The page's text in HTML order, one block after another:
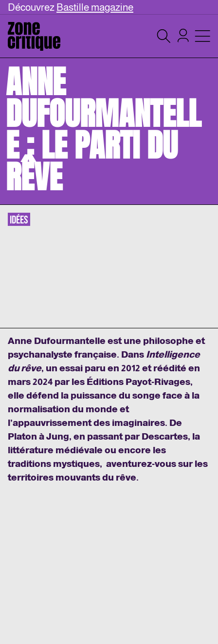
Découvrez Bastille magazine
ANNE
DUFOURMANTELL
E : LE PARTI DU
RÊVE
IDÉES
Anne Dufourmantelle est une philosophe et
psychanalyste française. Dans Intelligence
du rêve, un essai paru en 2012 et réédité en
mars 2024 par les Éditions Payot-Rivages,
elle défend la puissance du songe face à la
normalisation du monde et
l’appauvrissement des imaginaires. De
Platon à Jung, en passant par Descartes, la
littérature médiévale ou encore les
traditions mystiques, aventurez-vous sur les
territoires mouvants du rêve.